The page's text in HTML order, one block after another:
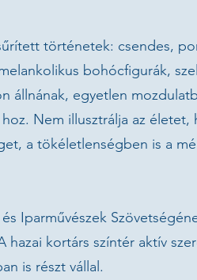
történetek: csendes,
bohócfigurák,
állnának, egyetlen
Nem illusztrálja az életet,
a tökéletlenségben is a
Iparművészek
hazai kortárs színtér aktív
is részt vállal.